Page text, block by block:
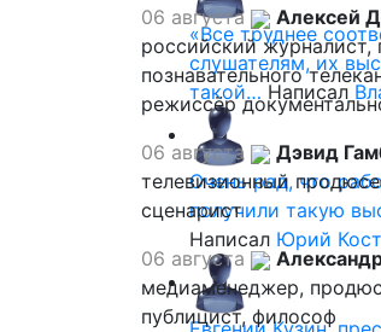
«Все труднее
слушателям, их
такой… Написал
Очень рад, что
получили такую
Написал Юрий
06 августа
Алексей
российский журналист,
познавательного
режиссёр
06 августа
Дэвид
телевизионный
сценарист
06 августа
медиаменеджер,
публицист, философ